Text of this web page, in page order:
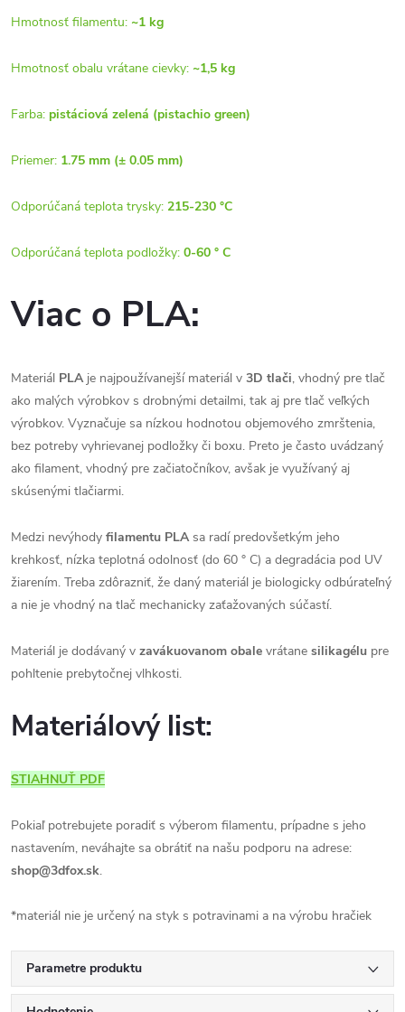
Hmotnosť filamentu: ~1 kg
Hmotnosť obalu vrátane cievky: ~1,5 kg
Farba: pistáciová zelená (pistachio green)
Priemer: 1.75 mm (± 0.05 mm)
Odporúčaná teplota trysky: 215-230 °C
Odporúčaná teplota podložky: 0-60 ° C
Viac o PLA:
Materiál PLAje najpoužívanejší materiál v 3D tlači, vhodný pre tlač
ako malých výrobkov s drobnými detailmi, tak aj pre tlač veľkých
výrobkov. Vyznačuje sa nízkou hodnotou objemového zmrštenia,
bez potreby vyhrievanej podložky či boxu. Preto je často uvádzaný
ako filament, vhodný pre začiatočníkov, avšak je využívaný aj
skúsenými tlačiarmi.
Medzi nevýhody filamentu PLAsa radí predovšetkým jeho
krehkosť, nízka teplotná odolnosť (do 60 ° C) a degradácia pod UV
žiarením. Treba zdôrazniť, že daný materiál je biologicky odbúrateľný
a nie je vhodný na tlač mechanicky zaťažovaných súčastí.
Materiál je dodávaný v zavákuovanom obale vrátane silikagélu pre
pohltenie prebytočnej vlhkosti.
Materiálový list:
STIAHNUŤ PDF
Pokiaľ potrebujete poradiť s výberom filamentu, prípadne s jeho
nastavením, neváhajte sa obrátiť na našu podporu na adrese:
shop@3dfox.sk.
*materiál nie je určený na styk s potravinami a na výrobu hračiek
Parametre produktu